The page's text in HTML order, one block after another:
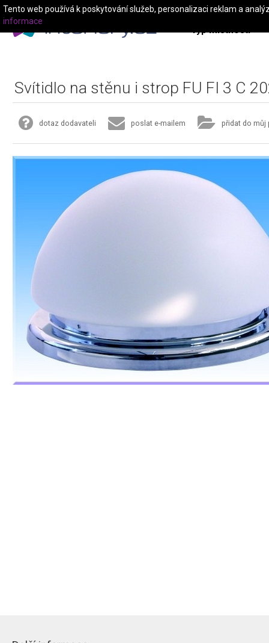
Typ místnosti
Svítidlo na stěnu i strop FU FI 3 C
dotaz dodavateli poslat e-mailem přidat do můj
Tento web používá k poskytování služeb, personalizaci reklam a
informace